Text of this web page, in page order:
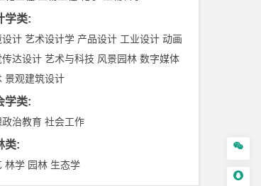
学类:
设计 艺术设计学 产品设计 工业设计 动画
传达设计 艺术与科技 风景园林 数字媒体
景观建筑设计
学类:
政治教育 社会工作
类:
林学 园林 生态学

